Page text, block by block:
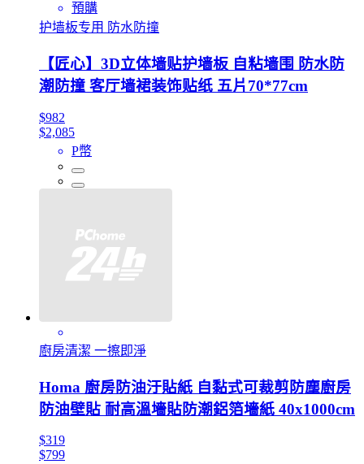
預購
护墙板专用 防水防撞
【匠心】3D立体墙贴护墙板 自粘墙围 防水防
潮防撞 客厅墙裙装饰贴纸 五片70*77cm
$982
$2,085
P幣
廚房清潔 一擦即淨
Homa 廚房防油汙貼紙 自黏式可裁剪防塵廚房
防油壁貼 耐高溫墻貼防潮鋁箔墻紙 40x1000cm
$319
$799